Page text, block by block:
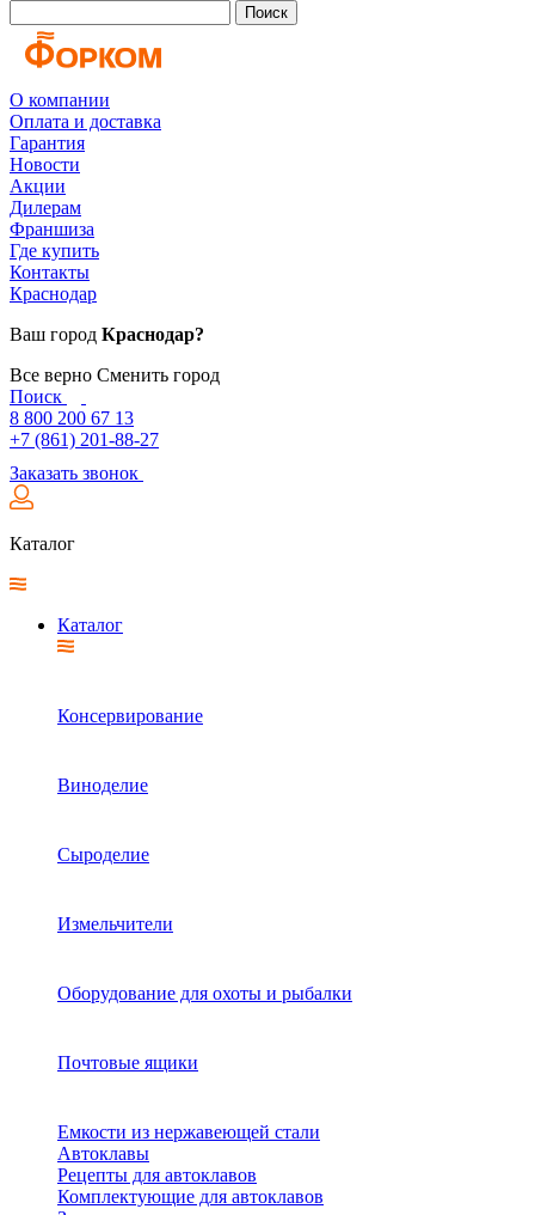
Поиск
О компании
Оплата и доставка
Гарантия
Новости
Акции
Дилерам
Франшиза
Где купить
Контакты
Краснодар
Ваш город Краснодар?
Все верно Сменить город
Поиск
8 800 200 67 13
+7 (861) 201-88-27
Заказать звонок
Каталог
Каталог
Консервирование
Виноделие
Сыроделие
Измельчители
Оборудование для охоты и рыбалки
Почтовые ящики
Емкости из нержавеющей стали
Автоклавы
Рецепты для автоклавов
Комплектующие для автоклавов